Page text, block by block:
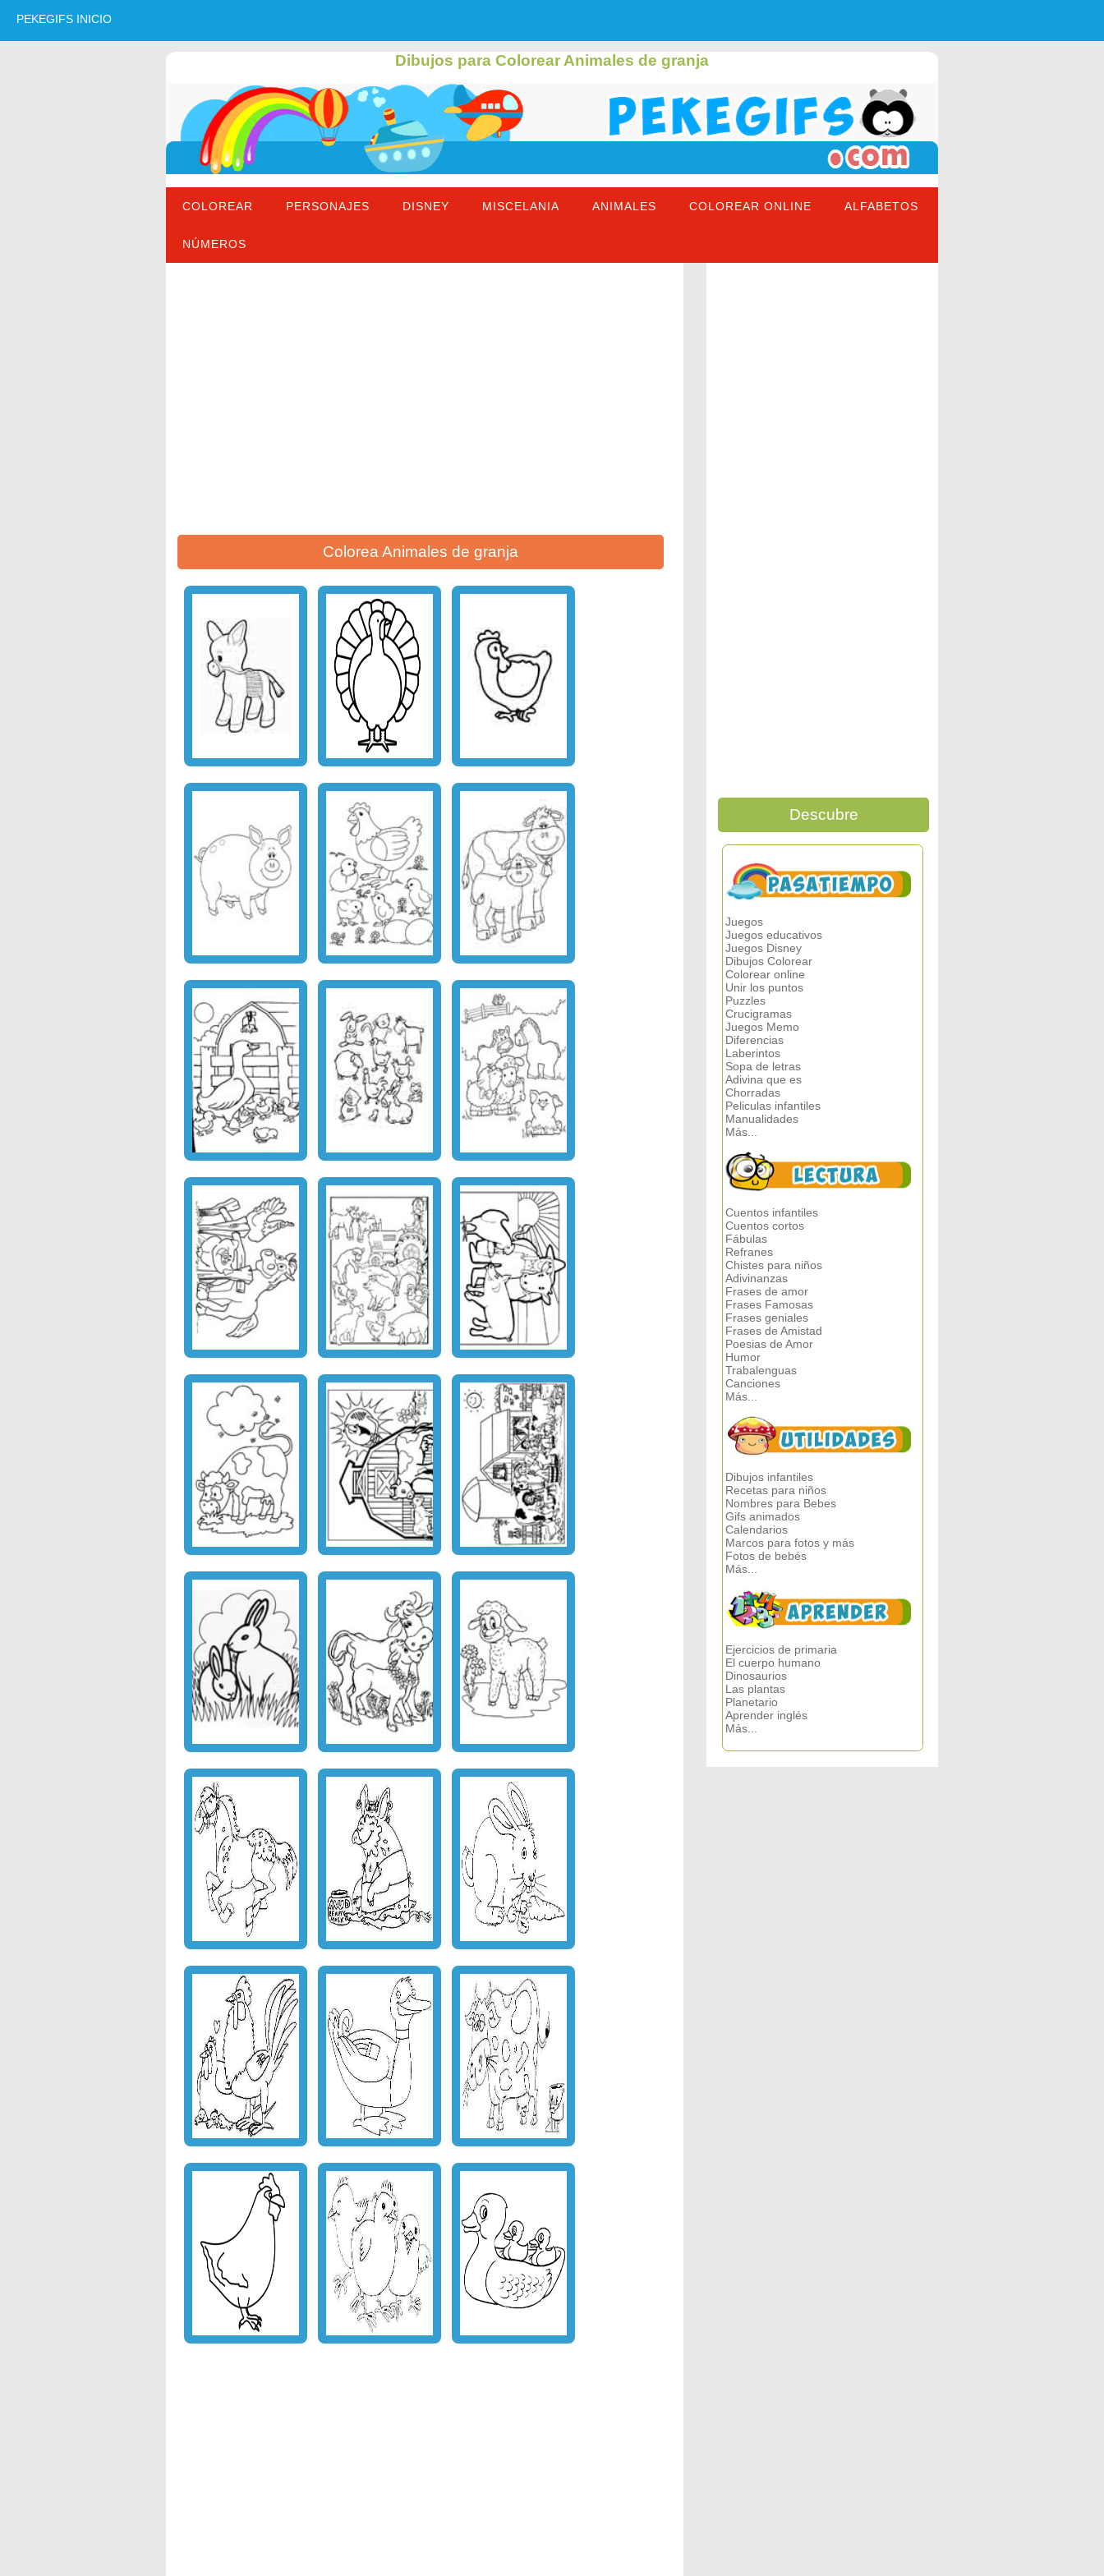
PEKEGIFS INICIO
Dibujos para Colorear Animales de granja
COLOREAR PERSONAJES DISNEY MISCELANIA ANIMALES COLOREAR ONLINE ALFABETOS
NÚMEROS
Colorea Animales de granja
Descubre
Juegos
Juegos educativos
Juegos Disney
Dibujos Colorear
Colorear online
Unir los puntos
Puzzles
Crucigramas
Juegos Memo
Diferencias
Laberintos
Sopa de letras
Adivina que es
Chorradas
Peliculas infantiles
Manualidades
Más...
Cuentos infantiles
Cuentos cortos
Fábulas
Refranes
Chistes para niños
Adivinanzas
Frases de amor
Frases Famosas
Frases geniales
Frases de Amistad
Poesias de Amor
Humor
Trabalenguas
Canciones
Más...
Dibujos infantiles
Recetas para niños
Nombres para Bebes
Gifs animados
Calendarios
Marcos para fotos y más
Fotos de bebés
Más...
Ejercicios de primaria
El cuerpo humano
Dinosaurios
Las plantas
Planetario
Aprender inglés
Más...